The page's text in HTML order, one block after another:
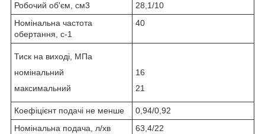
Робочий об'єм, см3
28,1/10
Номінальна частота
обертання, с-1
40
Тиск на виході, МПа
номінальний
максимальний
16
21
Коефіцієнт подачі не менше
0,94/0,92
Номінальна подача, л/хв
63,4/22